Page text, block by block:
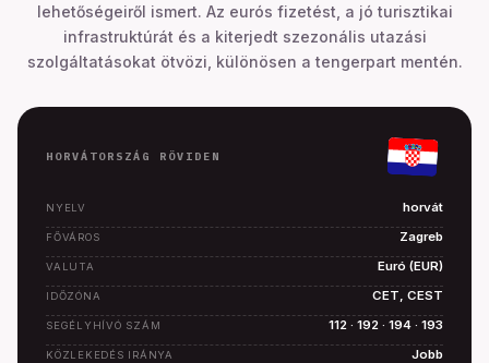
lehetőségeiről ismert. Az eurós fizetést, a jó turisztikai
infrastruktúrát és a kiterjedt szezonális utazási
szolgáltatásokat ötvözi, különösen a tengerpart mentén.
HORVÁTORSZÁG RÖVIDEN
NYELV horvát
FŐVÁROS Zagreb
VALUTA Euró (EUR)
IDŐZÓNA CET, CEST
SEGÉLYHÍVÓ SZÁM 112 · 192 · 194 · 193
KÖZLEKEDÉS IRÁNYA Jobb